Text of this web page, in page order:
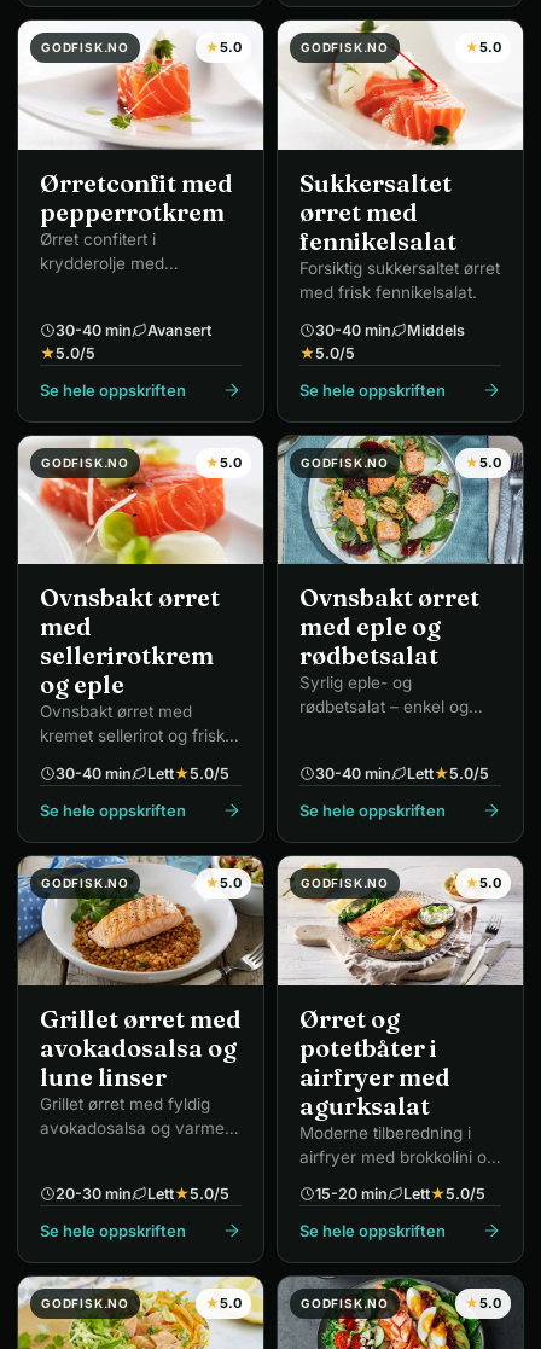
GODFISK.NO ★5.0
Ørretconfit med
pepperrotkrem
Ørret confitert i
krydderolje med
30-40 min
Avansert
★5.0/5
Se hele oppskriften
GODFISK.NO ★5.0
Sukkersaltet
ørret med
fennikelsalat
Forsiktig sukkersaltet ørret
med frisk fennikelsalat.
30-40 min
Middels
★5.0/5
Se hele oppskriften
GODFISK.NO ★5.0
Ovnsbakt ørret
med
sellerirotkrem
og eple
Ovnsbakt ørret med
kremet sellerirot og frisk
30-40 min Lett★5.0/5
Se hele oppskriften
GODFISK.NO ★5.0
Ovnsbakt ørret
med eple og
rødbetsalat
Syrlig eple- og
rødbetsalat – enkel og
30-40 min Lett★5.0/5
Se hele oppskriften
GODFISK.NO ★5.0
Grillet ørret med
avokadosalsa og
lune linser
Grillet ørret med fyldig
avokadosalsa og varme
20-30 min Lett★5.0/5
Se hele oppskriften
GODFISK.NO ★5.0
Ørret og
potetbåter i
airfryer med
agurksalat
Moderne tilberedning i
airfryer med brokkolini og
15-20 min Lett★5.0/5
Se hele oppskriften
GODFISK.NO ★5.0 GODFISK.NO ★5.0